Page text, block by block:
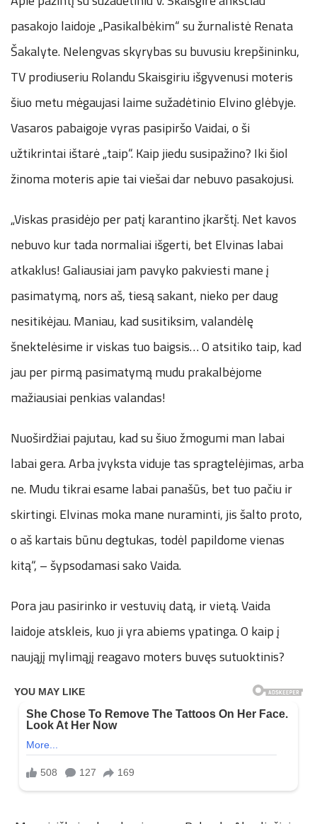
pasakojo laidoje „Pasikalbėkim“ su žurnalistė Renata
Šakalyte. Nelengvas skyrybas su buvusiu krepšininku,
TV prodiuseriu Rolandu Skaisgiriu išgyvenusi moteris
šiuo metu mėgaujasi laime sužadėtinio Elvino glėbyje.
Vasaros pabaigoje vyras pasipiršo Vaidai, o ši
užtikrintai ištarė „taip“. Kaip jiedu susipažino? Iki šiol
žinoma moteris apie tai viešai dar nebuvo pasakojusi.
„Viskas prasidėjo per patį karantino įkarštį. Net kavos
nebuvo kur tada normaliai išgerti, bet Elvinas labai
atkaklus! Galiausiai jam pavyko pakviesti mane į
pasimatymą, nors aš, tiesą sakant, nieko per daug
nesitikėjau. Maniau, kad susitiksim, valandėlę
šnektelėsime ir viskas tuo baigsis… O atsitiko taip, kad
jau per pirmą pasimatymą mudu prakalbėjome
mažiausiai penkias valandas!
Nuoširdžiai pajutau, kad su šiuo žmogumi man labai
labai gera. Arba įvyksta viduje tas spragtelėjimas, arba
ne. Mudu tikrai esame labai panašūs, bet tuo pačiu ir
skirtingi. Elvinas moka mane nuraminti, jis šalto proto,
o aš kartais būnu degtukas, todėl papildome vienas
kitą“, – šypsodamasi sako Vaida.
Pora jau pasirinko ir vestuvių datą, ir vietą. Vaida
laidoje atskleis, kuo ji yra abiems ypatinga. O kaip į
naująjį mylimąjį reagavo moters buvęs sutuoktinis?